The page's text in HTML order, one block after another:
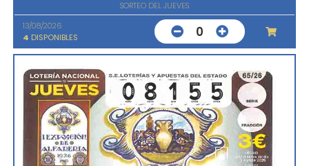
SORTEO DEL JUEVES
13/08/2026
4 DISPONIBLES 0